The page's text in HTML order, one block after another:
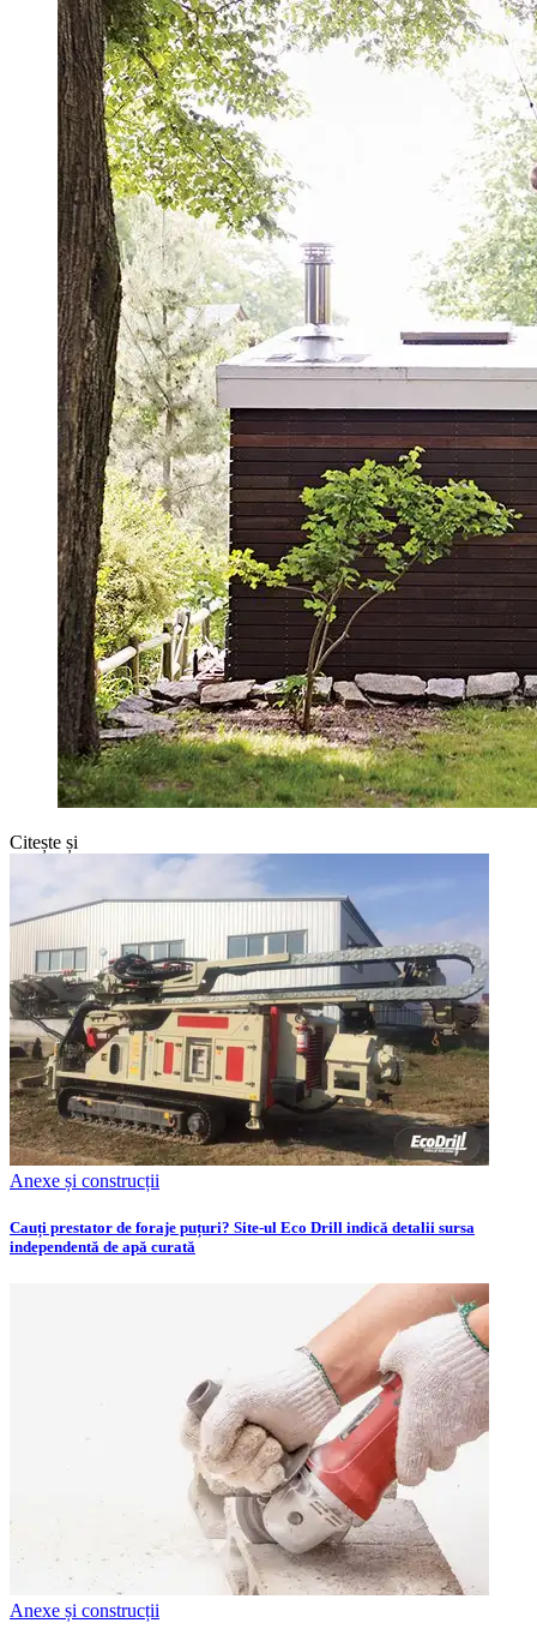
Citește și
Anexe și construcții
Cauți prestator de foraje puțuri? Site-ul Eco Drill indică detalii sursa
independentă de apă curată
Anexe și construcții